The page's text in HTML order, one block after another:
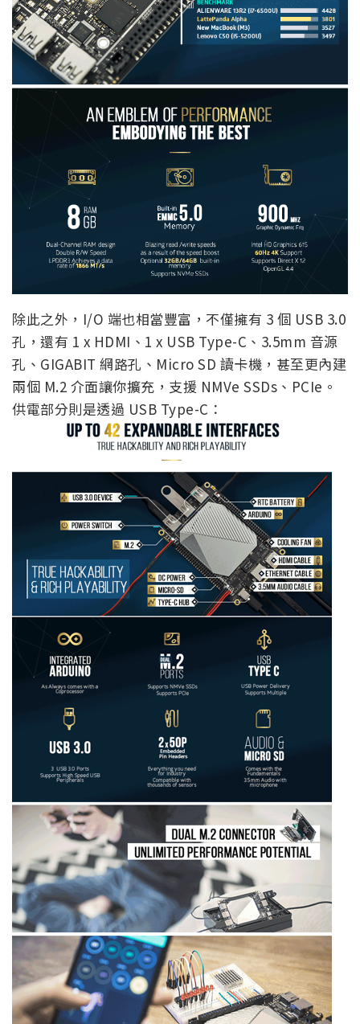
除此之外，I/O 端也相當豐富，不僅擁有 3 個 USB 3.0
孔，還有 1 x HDMI、1 x USB Type-C、3.5mm 音源
孔、GIGABIT 網路孔、Micro SD 讀卡機，甚至更內建
兩個 M.2 介面讓你擴充，支援 NMVe SSDs、PCIe。
供電部分則是透過 USB Type-C：